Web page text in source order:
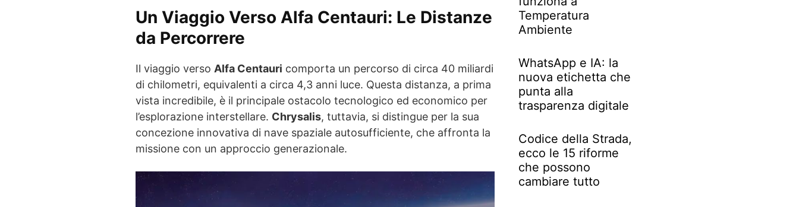
Un Viaggio Verso Alfa Centauri: Le Distanze
da Percorrere
Il viaggio verso Alfa Centauri comporta un percorso di circa 40 miliardi
di chilometri, equivalenti a circa 4,3 anni luce. Questa distanza, a prima
vista incredibile, è il principale ostacolo tecnologico ed economico per
l’esplorazione interstellare. Chrysalis, tuttavia, si distingue per la sua
concezione innovativa di nave spaziale autosufficiente, che affronta la
missione con un approccio generazionale.
Temperatura
Ambiente
WhatsApp e IA: la
nuova etichetta che
punta alla
trasparenza digitale
Codice della Strada,
ecco le 15 riforme
che possono
cambiare tutto